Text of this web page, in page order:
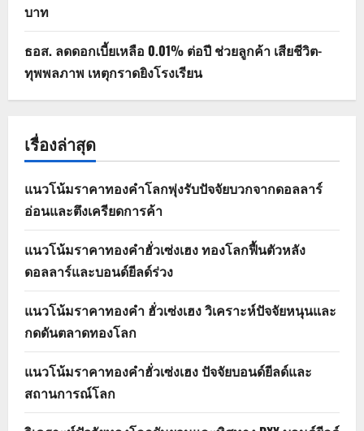
บาท
ธอส. ลดดอกเบี้ยเหลือ 0.01% ต่อปี ช่วยลูกค้า เสียชีวิต-
ทุพพลภาพ เหตุกราดยิงโรงเรียน
เรื่องล่าสุด
แนวโน้มราคาทองคำโลกพุ่งรับปัจจัยบวกจากดอลลาร์
อ่อนและตึงเครียดการค้า
แนวโน้มราคาทองคำฮั่วเซ่งเฮง ทองโลกฟื้นตัวหลัง
ดอลลาร์และบอนด์ยีลด์ร่วง
แนวโน้มราคาทองคำ ฮั่วเซ่งเฮง วิเคราะห์ปัจจัยหนุนและ
กดดันตลาดทองโลก
แนวโน้มราคาทองคำฮั่วเซ่งเฮง ปัจจัยบอนด์ยีลด์และ
สถานการณ์โลก